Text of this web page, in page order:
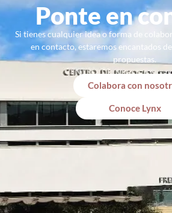
Ponte en
Si tienes cualquier idea o forma de
en contacto, estaremos encantados
propuestas.
Colabora con
Conoce Lynx